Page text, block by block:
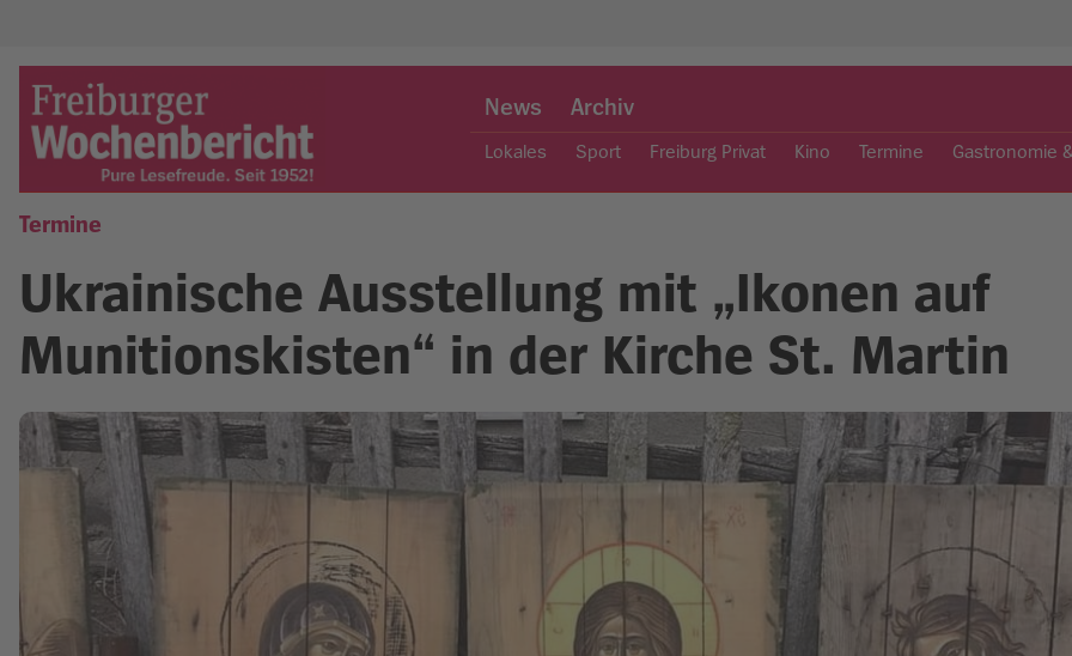
content
Freiburger Wochenbericht
News Archiv
Lokales Sport Freiburg Privat Kino Termine Gastronomie
Termine
Ukrainische Ausstellung mit „Ikonen auf
Munitionskisten“ in der Kirche St. Martin